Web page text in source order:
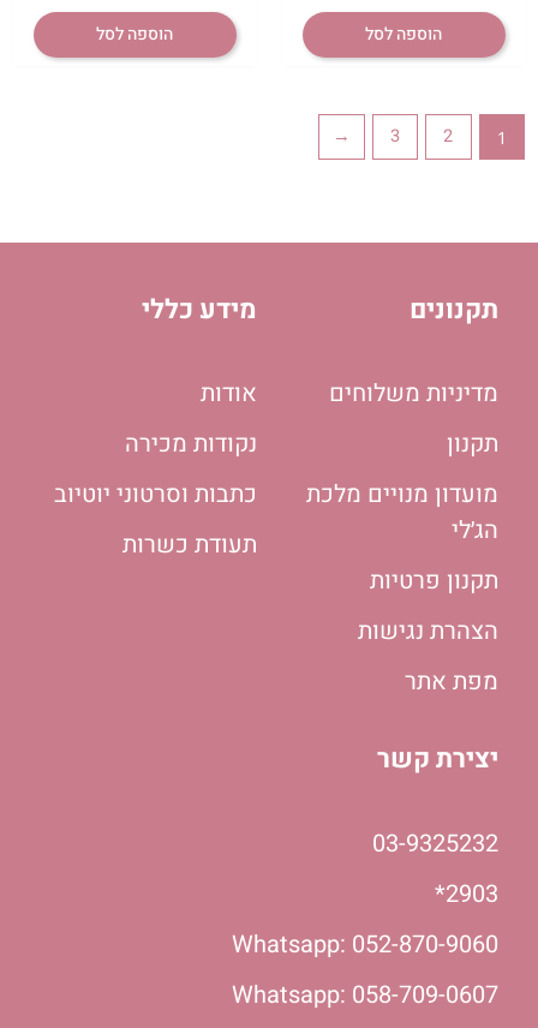
הוספה לסל הוספה לסל
1
2
3
←
תקנונים
מדיניות משלוחים
תקנון
מועדון מנויים מלכת
הג׳לי
תקנון פרטיות
הצהרת נגישות
מפת אתר
מידע כללי
אודות
נקודות מכירה
כתבות וסרטוני יוטיוב
תעודת כשרות
יצירת קשר
03-9325232
2903*
Whatsapp: 052-870-9060
Whatsapp: 058-709-0607